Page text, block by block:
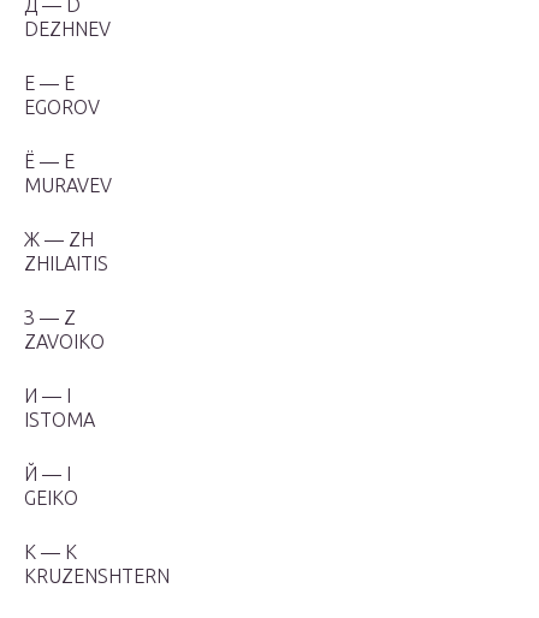
Д — D
DEZHNEV
Е — Е
EGOROV
Ё — E
MURAVEV
Ж — ZH
ZHILAITIS
З — Z
ZAVOIKO
И — I
ISTOMA
Й — I
GEIKO
К — K
KRUZENSHTERN